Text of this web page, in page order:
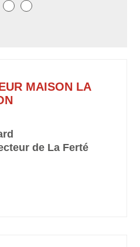
MAISON LA
de La Ferté